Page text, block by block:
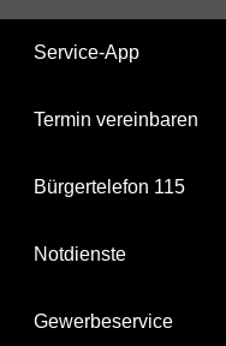
Service-App
Termin vereinbaren
Bürgertelefon 115
Notdienste
Gewerbeservice